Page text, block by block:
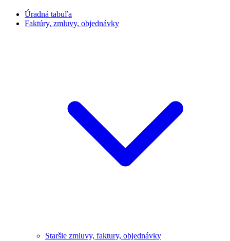
Úradná tabuľa
Faktúry, zmluvy, objednávky
Staršie zmluvy, faktury, objednávky